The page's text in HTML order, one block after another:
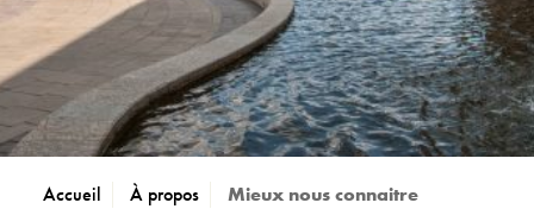
Accueil À propos Mieux nous connaitre